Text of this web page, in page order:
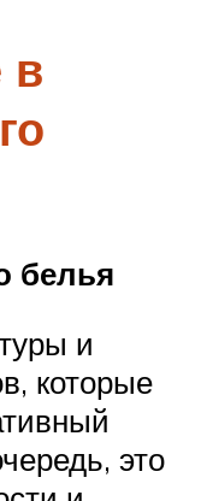
в
белья
и
которые
это